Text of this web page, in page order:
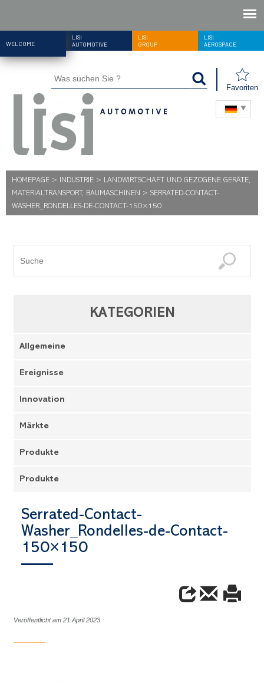
WELCOME
LISI
AUTOMOTIVE
LISI
GROUP
LISI
AEROSPACE
Favoriten
HOMEPAGE > INDUSTRIE > LANDWIRTSCHAFT UND GEZOGENE GERÄTE,
MATERIALTRANSPORT, BAUMASCHINEN > SERRATED-CONTACT-
WASHER_RONDELLES-DE-CONTACT-150×150
KATEGORIEN
Allgemeine
Ereignisse
Innovation
Märkte
Produkte
Produkte
Serrated-Contact-
Washer_Rondelles-de-Contact-
150×150
Veröffentlicht am 21 April 2023